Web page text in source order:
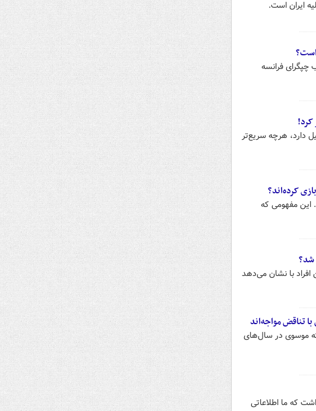
ایران است.
فرانسه
کرد!
دارد، هرچه سریع‌تر
کرده‌اند؟
این مفهومی که
شد؟
با نشان می‌دهد
تناقض مواجه‌اند
موسوی در سال‌های
که ما اطلاعاتی